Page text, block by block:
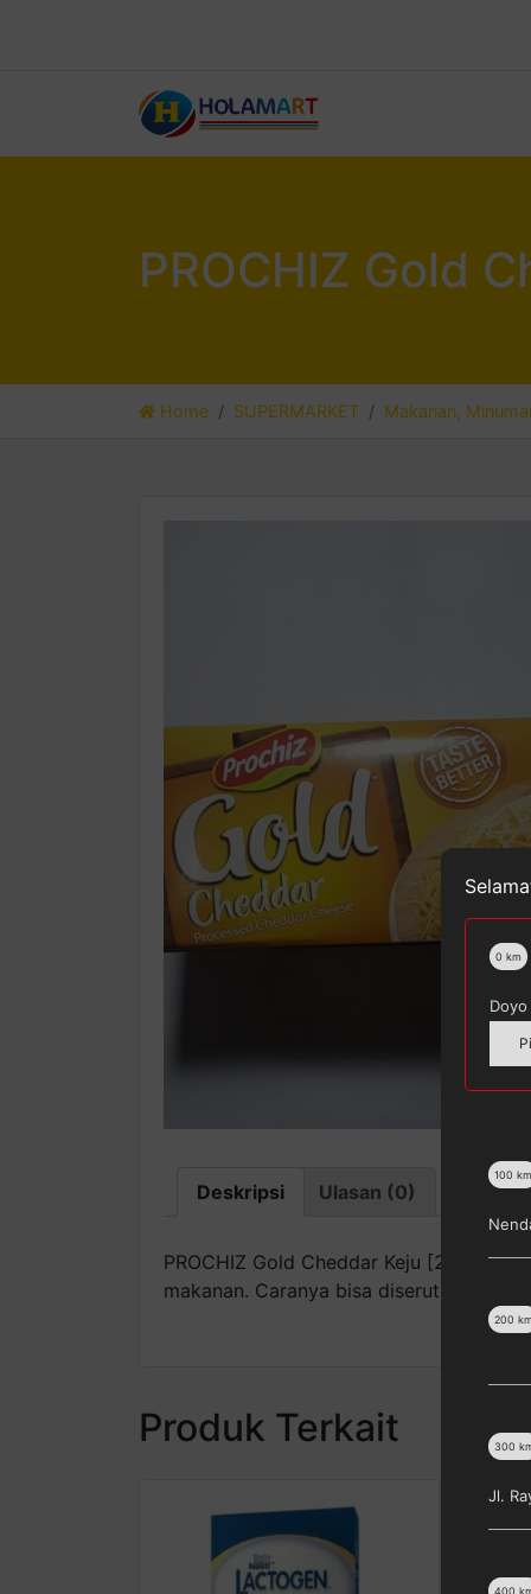
PROCHIZ Gold
Home SUPERMARKET Makanan,
Deskripsi Ulasan (0)
PROCHIZ Gold Cheddar Keju [2 kg]
makanan. Caranya bisa diserut
Produk Terkait
0 km
Doyo
100 km
200 km
300
Jl.
400